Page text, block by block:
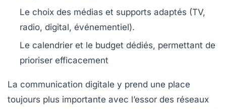
Le choix des médias et supports adaptés (TV,
radio, digital, événementiel).
Le calendrier et le budget dédiés, permettant de
prioriser efficacement
La communication digitale y prend une place
toujours plus importante avec l’essor des réseaux